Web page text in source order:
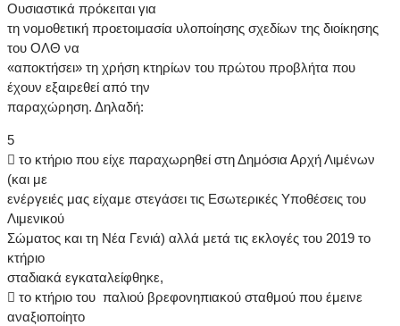
Ουσιαστικά πρόκειται για
τη νομοθετική προετοιμασία υλοποίησης σχεδίων της διοίκησης
του ΟΛΘ να
«αποκτήσει» τη χρήση κτηρίων του πρώτου προβλήτα που
έχουν εξαιρεθεί από την
παραχώρηση. Δηλαδή:
5
 το κτήριο που είχε παραχωρηθεί στη Δημόσια Αρχή Λιμένων
(και με
ενέργειές μας είχαμε στεγάσει τις Εσωτερικές Υποθέσεις του
Λιμενικού
Σώματος και τη Νέα Γενιά) αλλά μετά τις εκλογές του 2019 το
κτήριο
σταδιακά εγκαταλείφθηκε,
 το κτήριο του παλιού βρεφονηπιακού σταθμού που έμεινε
αναξιοποίητο